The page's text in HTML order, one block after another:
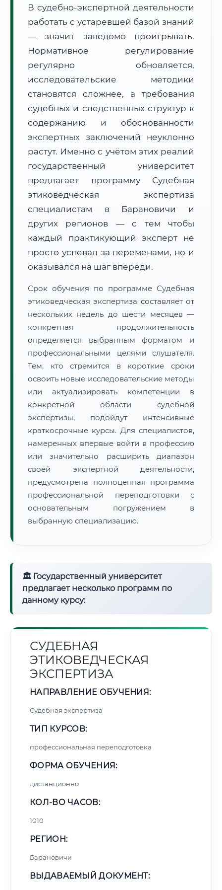
Формат учебы:
Дистанционно
🗺️ Зона обслуживания: г. Барановичи
Расчет логистики оригиналов:
• Маршрут транзита: ~3 615 км
• Экспресс-доставка СДЭК / Почтой:
5–7 рабочих дней
📜 Документы и аккредитация ФИС ФРДО
🔍Нажмите на документ для увеличения и просмотра
В судебно-экспертной деятельности
работать с устаревшей базой знаний
— значит заведомо проигрывать.
Нормативное регулирование
регулярно обновляется,
исследовательские методики
становятся сложнее, а требования
судебных и следственных структур к
содержанию и обоснованности
экспертных заключений неуклонно
растут. Именно с учётом этих реалий
государственный университет
предлагает программу Судебная
этиковедческая экспертиза
специалистам в Барановичи и
других регионов — с тем чтобы
каждый практикующий эксперт не
просто успевал за переменами, но и
оказывался на шаг впереди.
Срок обучения по программе Судебная
этиковедческая экспертиза составляет от
нескольких недель до шести месяцев —
конкретная продолжительность
определяется выбранным форматом и
профессиональными целями слушателя.
Тем, кто стремится в короткие сроки
освоить новые исследовательские методы
или актуализировать компетенции в
конкретной области судебной
экспертизы, подойдут интенсивные
краткосрочные курсы. Для специалистов,
намеренных впервые войти в профессию
или значительно расширить диапазон
своей экспертной деятельности,
предусмотрена полноценная программа
профессиональной переподготовки с
основательным погружением в
выбранную специализацию.
🏛 Государственный университет
предлагает несколько программ по
данному курсу:
СУДЕБНАЯ
ЭТИКОВЕДЧЕСКАЯ
ЭКСПЕРТИЗА
НАПРАВЛЕНИЕ ОБУЧЕНИЯ:
Судебная экспертиза
ТИП КУРСОВ:
профессиональная переподготовка
ФОРМА ОБУЧЕНИЯ:
дистанционно
КОЛ-ВО ЧАСОВ:
1010
РЕГИОН:
Барановичи
ВЫДАВАЕМЫЙ ДОКУМЕНТ: